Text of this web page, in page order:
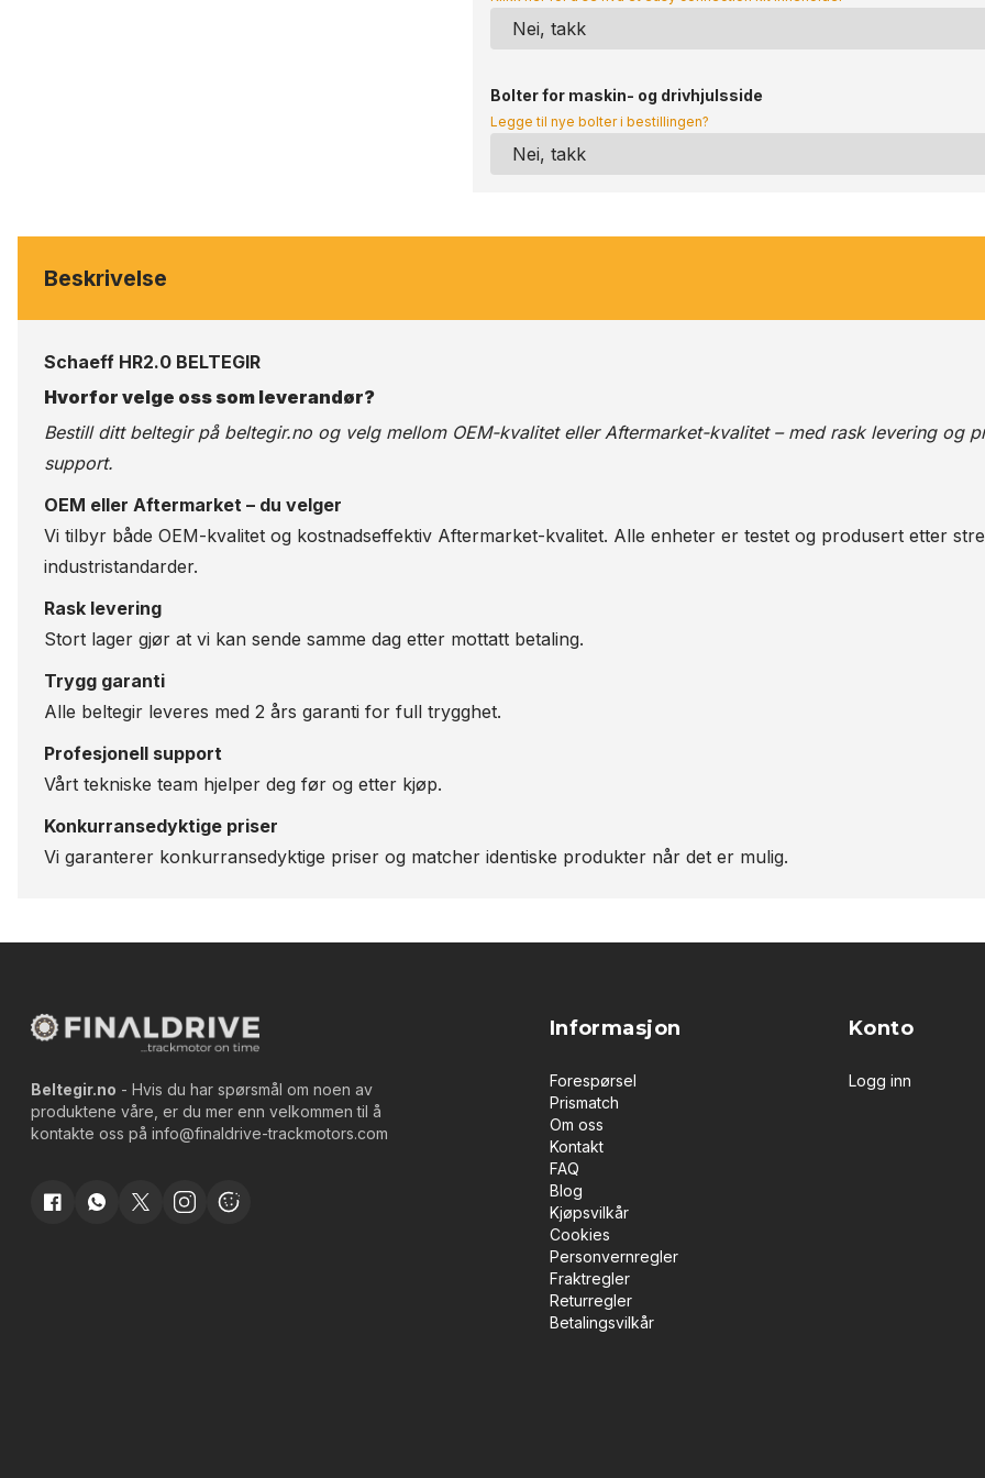
Bolter for maskin- og drivhjulsside
Legge til nye bolter i bestillingen?
Beskrivelse
Schaeff HR2.0 BELTEGIR
Hvorfor velge oss som leverandør?
Bestill ditt beltegir på beltegir.no og velg mellom OEM-kvalitet eller Aftermarket-kvalitet – med rask levering og
support.
OEM eller Aftermarket – du velger
Vi tilbyr både OEM-kvalitet og kostnadseffektiv Aftermarket-kvalitet. Alle enheter er testet og produsert etter
industristandarder.
Rask levering
Stort lager gjør at vi kan sende samme dag etter mottatt betaling.
Trygg garanti
Alle beltegir leveres med 2 års garanti for full trygghet.
Profesjonell support
Vårt tekniske team hjelper deg før og etter kjøp.
Konkurransedyktige priser
Vi garanterer konkurransedyktige priser og matcher identiske produkter når det er mulig.
Beltegir.no - Hvis du har spørsmål om noen av
produktene våre, er du mer enn velkommen til å
kontakte oss på info@finaldrive-trackmotors.com
Informasjon
Forespørsel
Prismatch
Om oss
Kontakt
FAQ
Blog
Kjøpsvilkår
Cookies
Personvernregler
Fraktregler
Returregler
Betalingsvilkår
Konto
Logg inn